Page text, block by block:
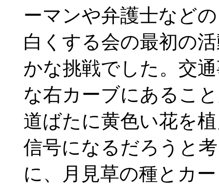
ーマンや弁護士など
白くする会の最初の
かな挑戦でした。交
な右カーブにあるこ
道ばたに黄色い花を
信号になるだろうと
に、月見草の種とカ